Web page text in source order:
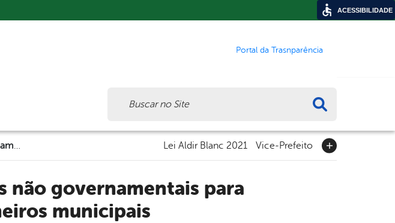
Portal da Trasnparência
Lei Aldir Blanc 2021 Vice-Prefeito
municipais
ACESSIBILIDADE